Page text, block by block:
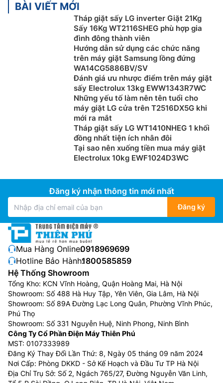
BÀI VIẾT MỚI
Tháp giặt sấy LG inverter Giặt 21Kg
Sấy 16Kg WT2116SHEG phù hợp gia
đình đông thành viên
Hướng dẫn sử dụng các chức năng
trên máy giặt Samsung lồng đứng
WA14CG5886BV/SV
Đánh giá ưu nhược điểm trên máy giặt
sấy Electrolux 13kg EWW1343R7WC
Những yếu tố làm nên tên tuổi cho
máy giặt LG cửa trên T2516DX5G khi
mới ra mắt
Tháp giặt sấy LG WT1410NHEG 1 khối
đồng nhất tiện ích nhân đôi
Tại sao nên xuống tiền mua máy giặt
Electrolux 10kg EWF1024D3WC
Đăng ký nhận thông tin mới nhất
Đăng ký
Mua Hàng Online:0918969699
Hotline Bảo Hành:1800585859
Hệ Thống Showroom
Tổng Kho: KCN Vĩnh Hoàng, Quận Hoàng Mai, Hà Nội
Showroom: Số 488 Hà Huy Tập, Yên Viên, Gia Lâm, Hà Nội
Showroom: Số 89A Đường Lạc Long Quân, Phường Vĩnh Phúc,
Phú Thọ
Showroom: Số 331 Nguyễn Huệ, Ninh Phong, Ninh Bình
Công Ty Cổ Phần Điện Máy Thiên Phú
MST: 0107333989
Đăng Ký Thay Đổi Lần Thứ: 8, Ngày 05 tháng 09 năm 2024
Nơi Cấp: Phòng DKKD - Sở Kế Hoạch và Đầu Tư TP Hà Nội
Địa Chỉ Trụ Sở: Số 2, Ngách 765/27, Đường Nguyễn Văn Linh,